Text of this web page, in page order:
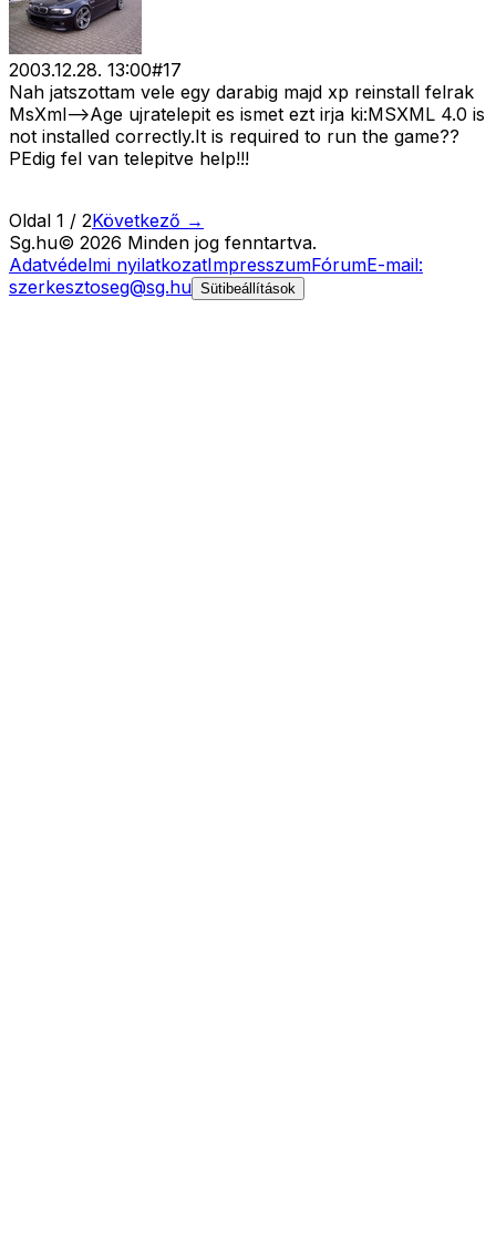
2003.12.28. 13:00#17
Nah jatszottam vele egy darabig majd xp reinstall felrak
MsXml-->Age ujratelepit es ismet ezt irja ki:MSXML 4.0 is
not installed correctly.It is required to run the game??
PEdig fel van telepitve help!!!
Oldal 1 / 2Következő →
Sg.hu© 2026 Minden jog fenntartva.
Adatvédelmi nyilatkozatImpresszumFórumE-mail:
szerkesztoseg@sg.hu Sütibeállítások